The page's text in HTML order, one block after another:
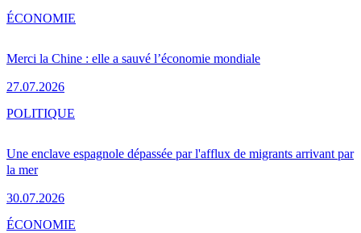
Merci la Chine : elle a sauvé l’économie mondiale
27.07.2026
ÉCONOMIE
Une enclave espagnole dépassée par l'afflux de migrants arrivant par
la mer
30.07.2026
POLITIQUE
ÉCONOMIE